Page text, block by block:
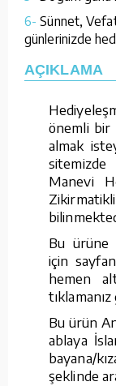
6- Sünnet,
günlerinizde
AÇIKLAMA
önemli bir
almak
Manevi
Bu ürüne
için
hemen
Bu ürün
ablaya
bayana/
şeklinde